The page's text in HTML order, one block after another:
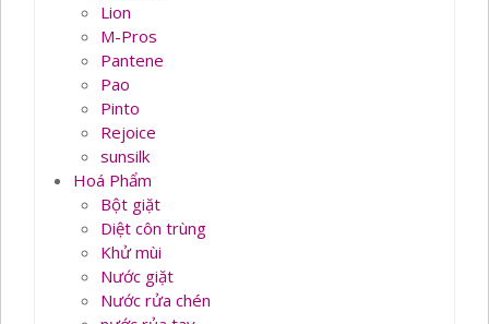
Lion
M-Pros
Pantene
Pao
Pinto
Rejoice
sunsilk
Hoá Phẩm
Bột giặt
Diệt côn trùng
Khử mùi
Nước giặt
Nước rửa chén